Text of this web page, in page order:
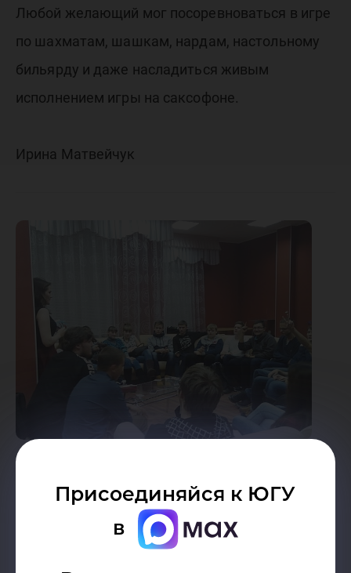
Присоединяйся к ЮГУ
в
Любой желающий мог посоревноваться в игре
по шахматам, шашкам, нардам, настольному
бильярду и даже насладиться живым
исполнением игры на саксофоне.
Ирина Матвейчук
Дата публикации: 23.11.2015